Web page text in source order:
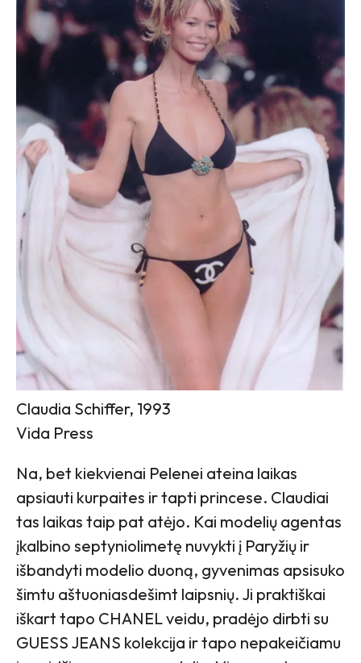
Claudia Schiffer, 1993
Vida Press
Na, bet kiekvienai Pelenei ateina laikas
apsiauti kurpaites ir tapti princese. Claudiai
tas laikas taip pat atėjo. Kai modelių agentas
įkalbino septyniolimetę nuvykti į Paryžių ir
išbandyti modelio duoną, gyvenimas apsisuko
šimtu aštuoniasdešimt laipsnių. Ji praktiškai
iškart tapo CHANEL veidu, pradėjo dirbti su
GUESS JEANS kolekcija ir tapo nepakeičiamu